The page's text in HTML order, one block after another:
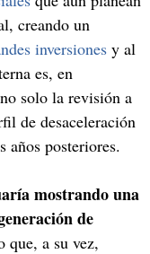
creando un
inversiones y al
es, en
solo la revisión a
de desaceleración
años posteriores.
mostrando una
de
que, a su vez,